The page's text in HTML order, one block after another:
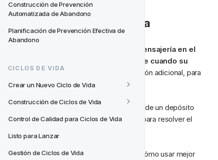
Construcción de Prevención
Automatizada de Abandono
Planificación de Prevención Efectiva de
Abandono
CICLOS DE VIDA
Crear un Nuevo Ciclo de Vida
Construcción de Ciclos de Vida
Control de Calidad para Ciclos de Vida
Listo para Lanzar
Gestión de Ciclos de Vida
Cómo Usar Esta Plantilla
automatizar la mensajería en el
sitio y guiar a tus jugadores al soporte cuando su
depósito falla, o proporcionar información adicional, para
que sepan que estás ahí para ayudar.
Una vez por sesión, intervenir en el caso de un depósito
fallido y sugerir ayuda o chat pro-activo para resolver el
Sigue esta guía para información sobre cómo usar mejor